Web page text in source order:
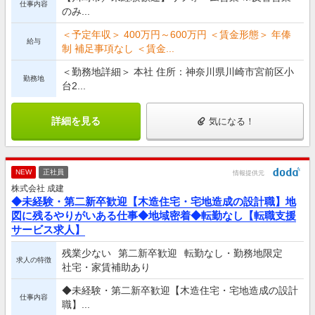
仕事内容
のみ...
給与
＜予定年収＞ 400万円～600万円 ＜賃金形態＞ 年俸
制 補足事項なし ＜賃金...
勤務地
＜勤務地詳細＞ 本社 住所：神奈川県川崎市宮前区小
台2...
詳細を見る 気になる！
NEW 正社員 情報提供元
株式会社 成建
◆未経験・第二新卒歓迎【木造住宅・宅地造成の設計職】地
図に残るやりがいある仕事◆地域密着◆転勤なし【転職支援
サービス求人】
求人の特徴
残業少ない 第二新卒歓迎
転勤なし・勤務地限定
社宅・家賃補助あり
仕事内容
◆未経験・第二新卒歓迎【木造住宅・宅地造成の設計
職】...